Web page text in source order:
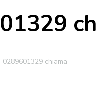
chiama